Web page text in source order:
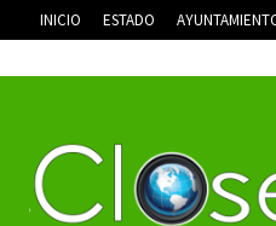
INICIO ESTADO